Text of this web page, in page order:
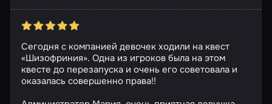
Сегодня с компанией девочек ходили на квест
«Шизофриния». Одна из игроков была на этом
квесте до перезапуска и очень его советовала и
оказалась совершенно права!!